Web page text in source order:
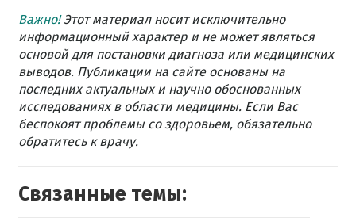
Важно!Этот материал носит исключительно
информационный характер и не может являться
основой для постановки диагноза или медицинских
выводов. Публикации на сайте основаны на
последних актуальных и научно обоснованных
исследованиях в области медицины. Если Вас
беспокоят проблемы со здоровьем, обязательно
обратитесь к врачу.
Связанные темы: